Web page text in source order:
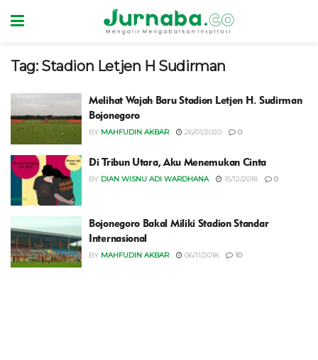
Tag: Stadion Letjen H Sudirman
Melihat Wajah Baru Stadion Letjen H. Sudirman
Bojonegoro
BY MAHFUDIN AKBAR 26/01/2020 0
Di Tribun Utara, Aku Menemukan Cinta
BY DIAN WISNU ADI WARDHANA 15/12/2018 0
Bojonegoro Bakal Miliki Stadion Standar
Internasional
BY MAHFUDIN AKBAR 06/11/2018 10